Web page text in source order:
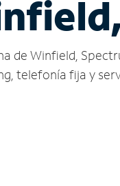
de Winfield,
telefonía fija y